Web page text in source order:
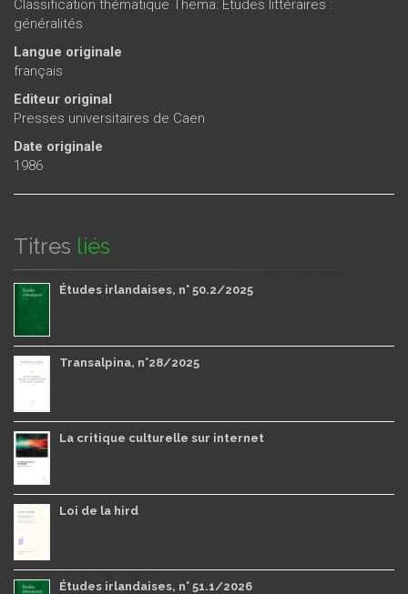
Classification thématique Thema: Etudes littéraires :
généralités
Langue originale
français
Editeur original
Presses universitaires de Caen
Date originale
1986
Titres liés
Études irlandaises, n° 50.2/2025
Transalpina, n°28/2025
La critique culturelle sur internet
Loi de la hird
Études irlandaises, n° 51.1/2026